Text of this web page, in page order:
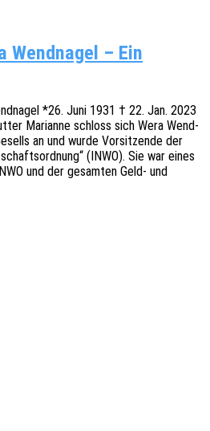
Wendnagel – Ein
*26. Juni 1931 † 22. Jan. 2023
Mari­an­ne schloss sich Wera Wend­
an und wurde Vorsit­zen­de der
(INWO). Sie war eines
und der gesam­ten Geld- und